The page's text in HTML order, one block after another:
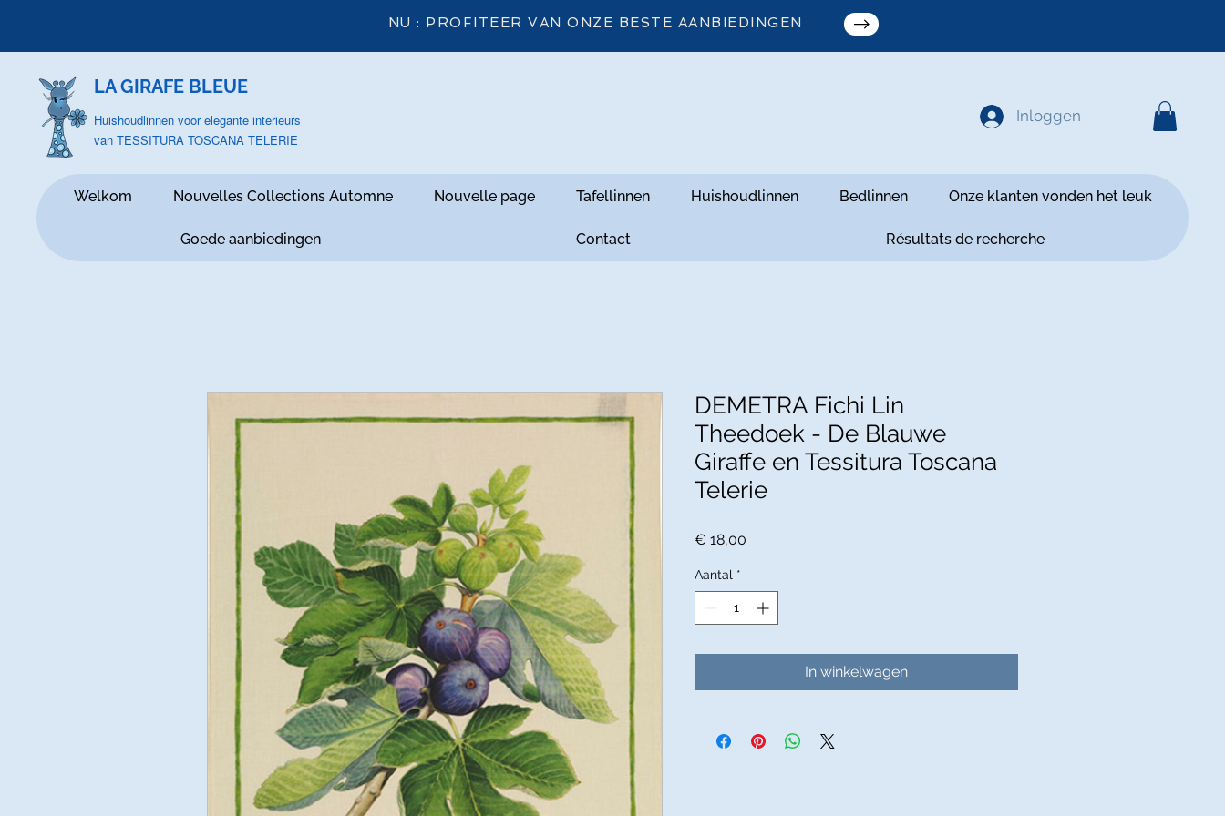
NU : PROFITEER VAN ONZE BESTE AANBIEDINGEN
LA GIRAFE BLEUE
Huishoudlinnen voor elegante interieurs
van TESSITURA TOSCANA TELERIE
Inloggen
Welkom Nouvelles Collections Automne Nouvelle page Tafellinnen Huishoudlinnen Bedlinnen Onze klanten vonden het leuk
Goede aanbiedingen Contact Résultats de recherche
DEMETRA Fichi Lin
Theedoek - De Blauwe
Giraffe en Tessitura Toscana
Telerie
€ 18,00
Aantal *
In winkelwagen